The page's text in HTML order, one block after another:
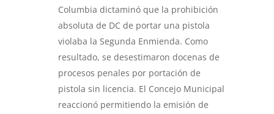
Columbia dictaminó que la prohibición
absoluta de DC de portar una pistola
violaba la Segunda Enmienda. Como
resultado, se desestimaron docenas de
procesos penales por portación de
pistola sin licencia. El Concejo Municipal
reaccionó permitiendo la emisión de